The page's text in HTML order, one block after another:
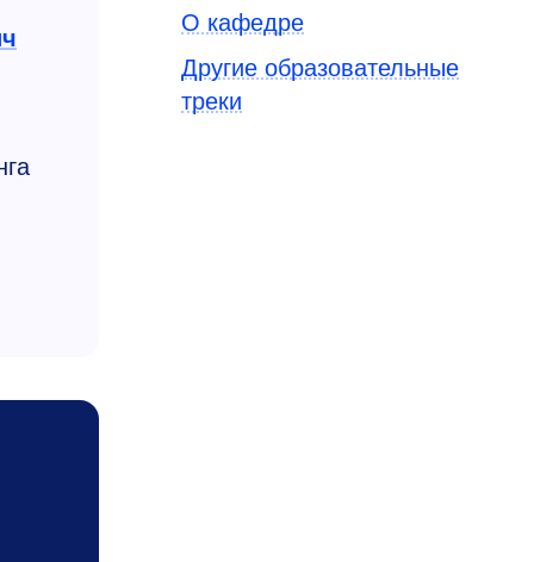
О кафедре
Другие образовательные
треки